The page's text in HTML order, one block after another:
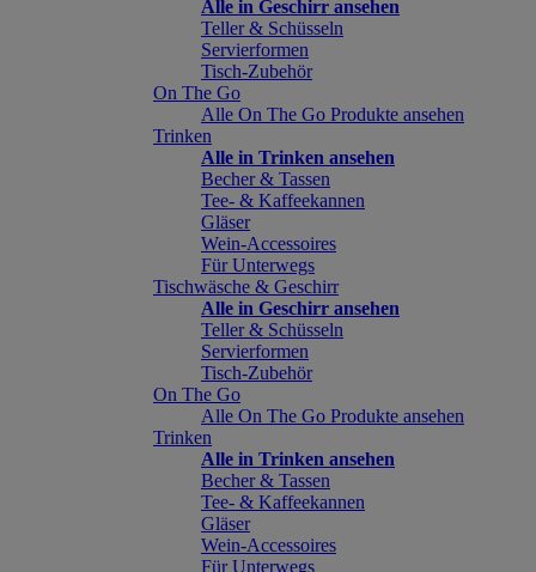
Alle in Geschirr ansehen
Teller & Schüsseln
Servierformen
Tisch-Zubehör
On The Go
Alle On The Go Produkte ansehen
Trinken
Alle in Trinken ansehen
Becher & Tassen
Tee- & Kaffeekannen
Gläser
Wein-Accessoires
Für Unterwegs
Tischwäsche & Geschirr
Alle in Geschirr ansehen
Teller & Schüsseln
Servierformen
Tisch-Zubehör
On The Go
Alle On The Go Produkte ansehen
Trinken
Alle in Trinken ansehen
Becher & Tassen
Tee- & Kaffeekannen
Gläser
Wein-Accessoires
Für Unterwegs